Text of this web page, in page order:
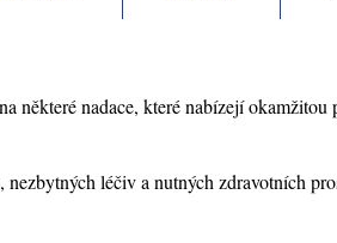
některé nadace, které nabízejí okamžitou
léčiv a nutných zdravotních